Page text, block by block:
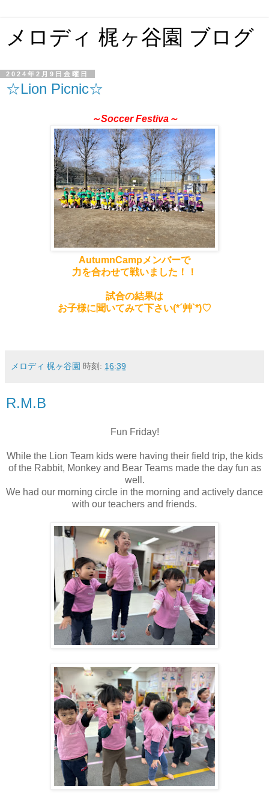
メロディ 梶ヶ谷園 ブログ
2024年2月9日金曜日
☆Lion Picnic☆
～Soccer Festiva～
AutumnCampメンバーで
力を合わせて戦いました！！
試合の結果は
お子様に聞いてみて下さい(*´艸`*)♡
メロディ 梶ヶ谷園 時刻: 16:39
R.M.B
Fun Friday!
While the Lion Team kids were having their field trip, the kids
of the Rabbit, Monkey and Bear Teams made the day fun as
well.
We had our morning circle in the morning and actively dance
with our teachers and friends.